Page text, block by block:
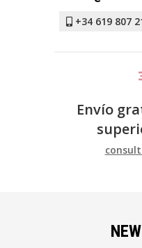
+34 619 807
Envío